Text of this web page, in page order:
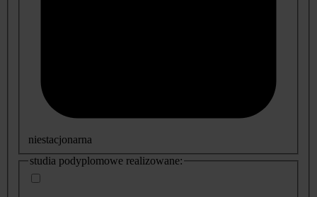
niestacjonarna
studia podyplomowe realizowane: